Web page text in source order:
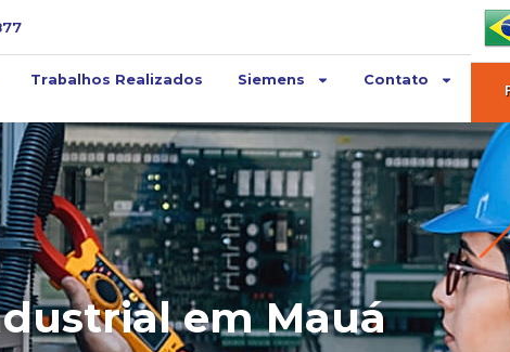
Trabalhos Realizados Siemens Contato
em Mauá